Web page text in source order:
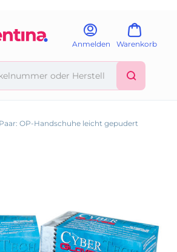
Anmelden Warenkorb
OP-Handschuhe leicht gepudert